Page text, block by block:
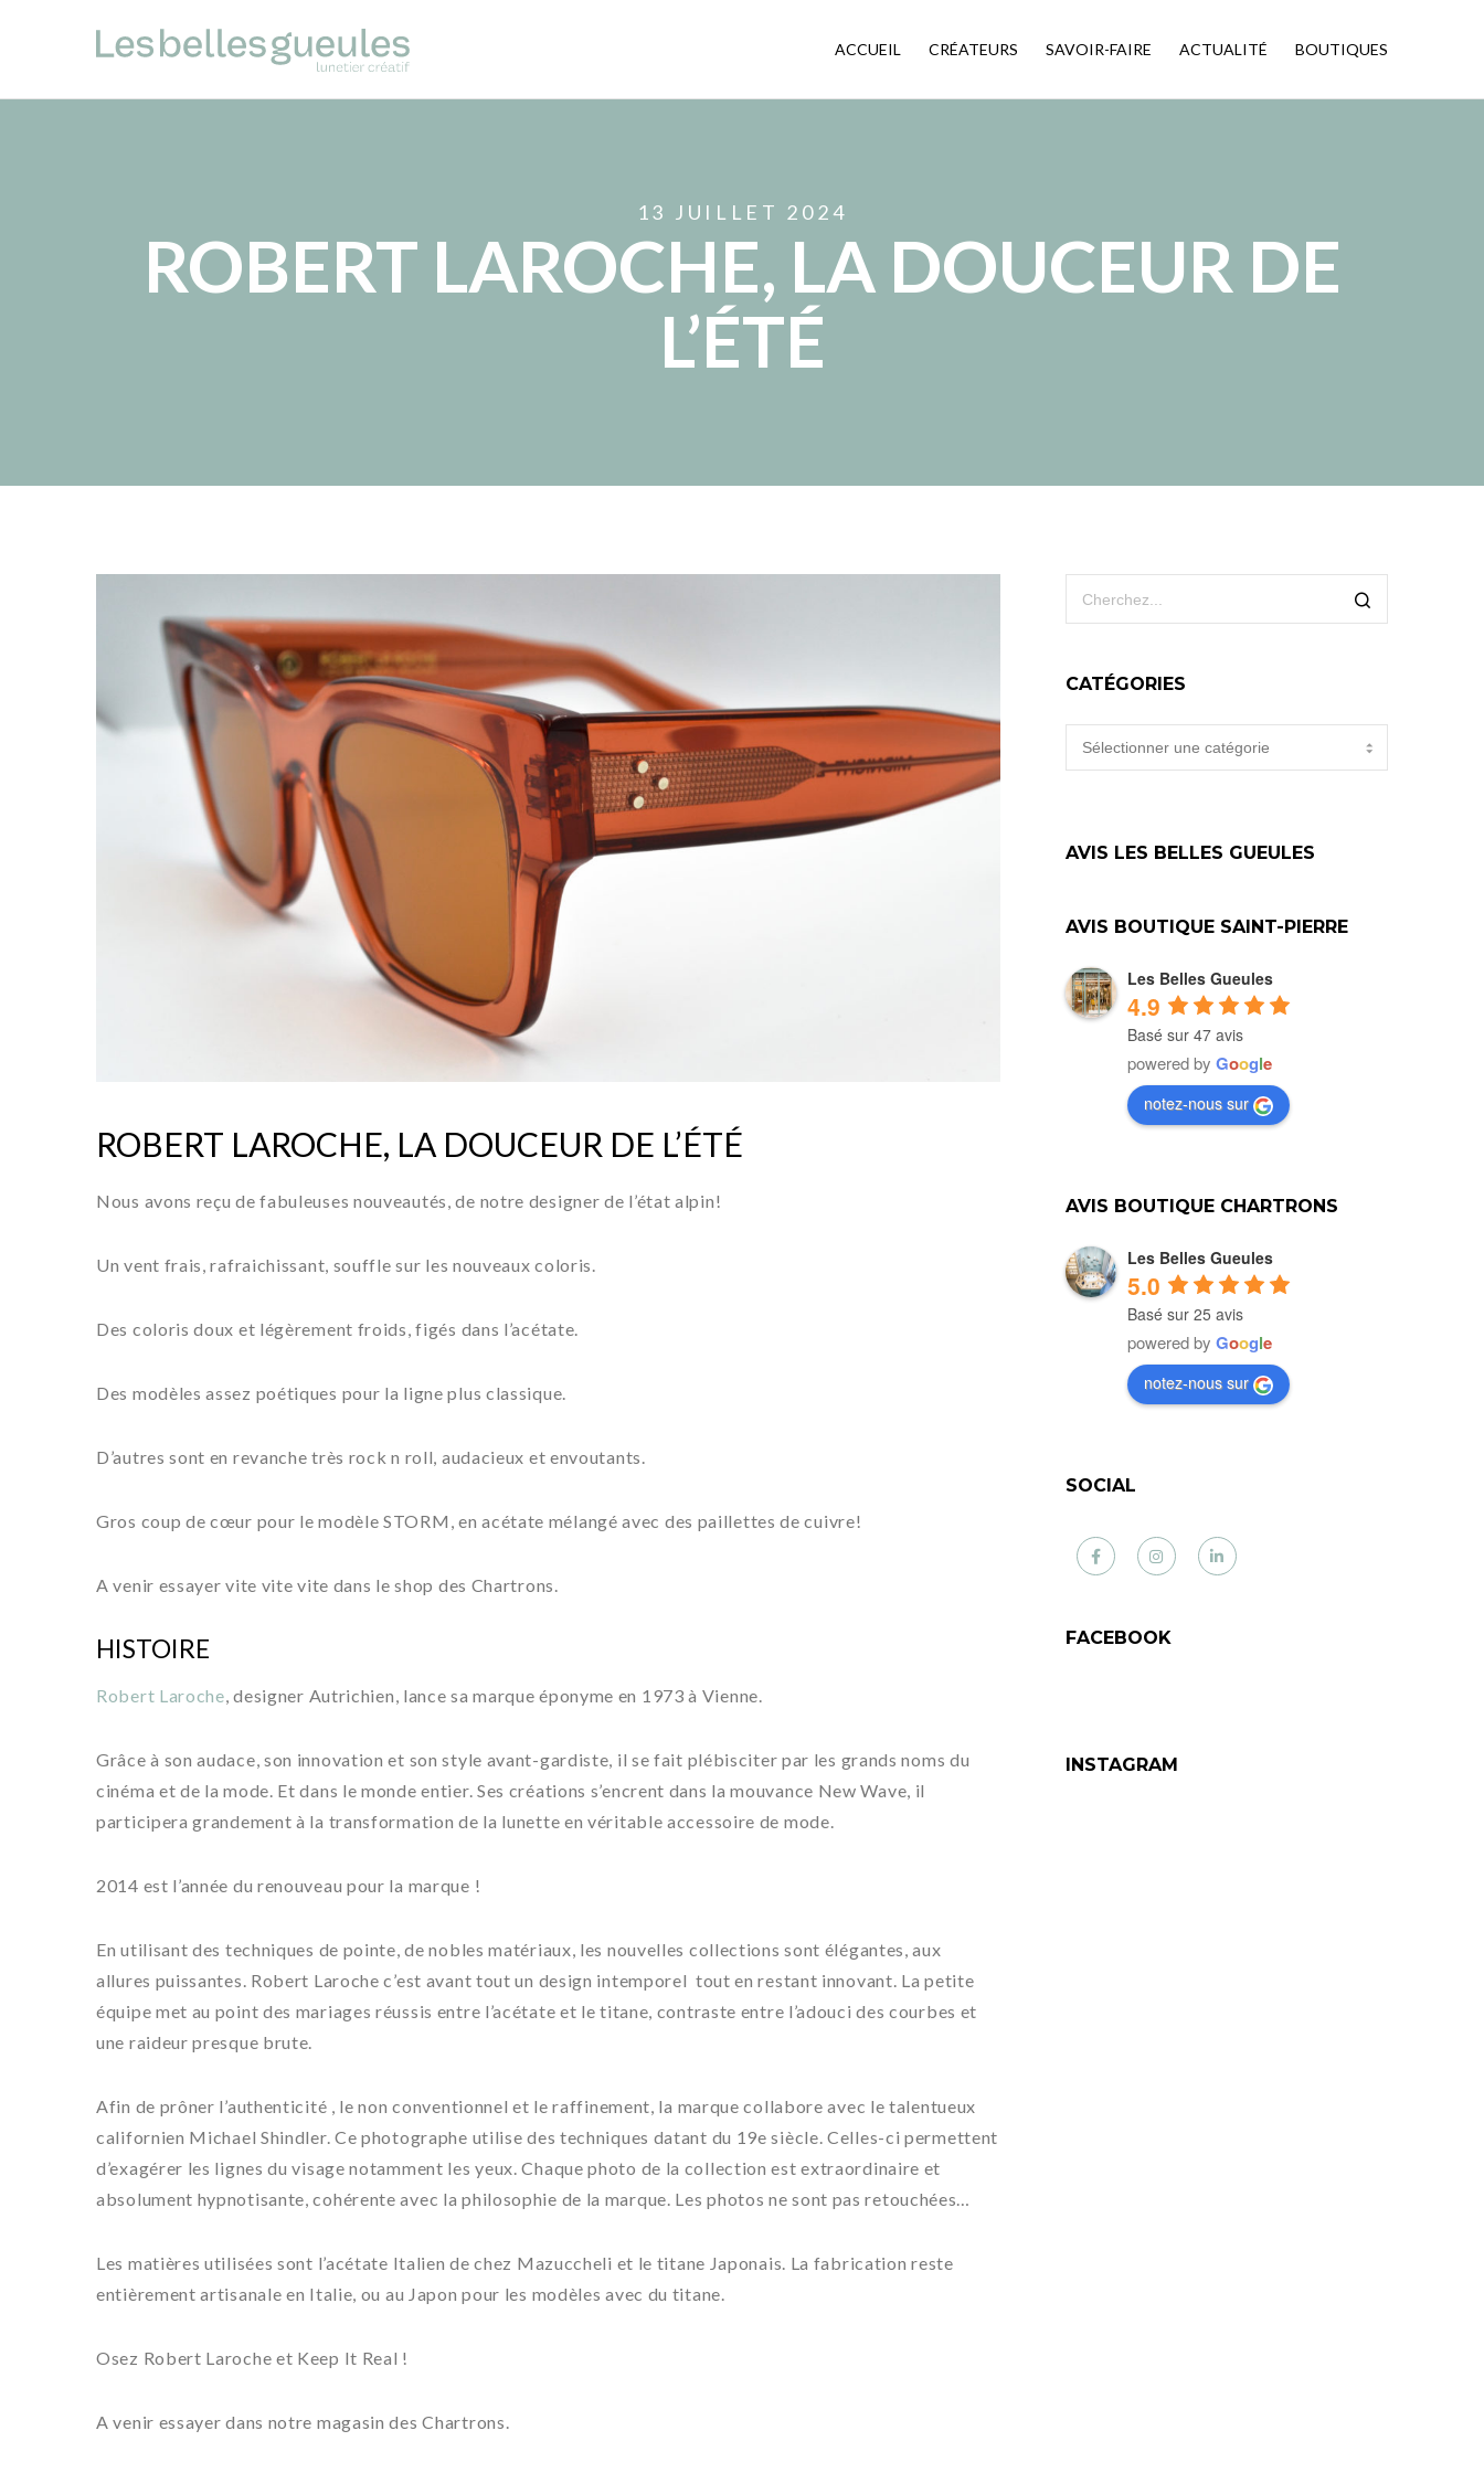
ACCUEIL CRÉATEURS SAVOIR-FAIRE ACTUALITÉ BOUTIQUES
13 JUILLET 2024
ROBERT LAROCHE, LA DOUCEUR DE
L’ÉTÉ
ROBERT LAROCHE, LA DOUCEUR DE L’ÉTÉ
Nous avons reçu de fabuleuses nouveautés, de notre designer de l’état alpin!
Un vent frais, rafraichissant, souffle sur les nouveaux coloris.
Des coloris doux et légèrement froids, figés dans l’acétate.
Des modèles assez poétiques pour la ligne plus classique.
D’autres sont en revanche très rock n roll, audacieux et envoutants.
Gros coup de cœur pour le modèle STORM, en acétate mélangé avec des paillettes de cuivre!
A venir essayer vite vite vite dans le shop des Chartrons.
HISTOIRE
Robert Laroche , designer Autrichien, lance sa marque éponyme en 1973 à Vienne.
Grâce à son audace, son innovation et son style avant-gardiste, il se fait plébisciter par les grands noms du
cinéma et de la mode. Et dans le monde entier. Ses créations s’encrent dans la mouvance New Wave, il
participera grandement à la transformation de la lunette en véritable accessoire de mode.
2014 est l’année du renouveau pour la marque !
En utilisant des techniques de pointe, de nobles matériaux, les nouvelles collections sont élégantes, aux
allures puissantes. Robert Laroche c’est avant tout un design intemporel tout en restant innovant. La petite
équipe met au point des mariages réussis entre l’acétate et le titane, contraste entre l’adouci des courbes et
une raideur presque brute.
Afin de prôner l’authenticité , le non conventionnel et le raffinement, la marque collabore avec le talentueux
californien Michael Shindler. Ce photographe utilise des techniques datant du 19e siècle. Celles-ci permettent
d’exagérer les lignes du visage notamment les yeux. Chaque photo de la collection est extraordinaire et
absolument hypnotisante, cohérente avec la philosophie de la marque. Les photos ne sont pas retouchées…
Les matières utilisées sont l’acétate Italien de chez Mazuccheli et le titane Japonais. La fabrication reste
entièrement artisanale en Italie, ou au Japon pour les modèles avec du titane.
Osez Robert Laroche et Keep It Real !
A venir essayer dans notre magasin des Chartrons.
CATÉGORIES
CATÉGORIES
AVIS LES BELLES GUEULES
AVIS BOUTIQUE SAINT-PIERRE
Les Belles Gueules
4.9
Basé sur 47 avis
powered by Google
notez-nous sur
AVIS BOUTIQUE CHARTRONS
Les Belles Gueules
5.0
Basé sur 25 avis
powered by Google
notez-nous sur
SOCIAL
Facebook Instagram LinkedIn
FACEBOOK
INSTAGRAM